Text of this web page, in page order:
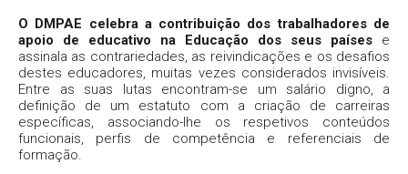
O DMPAE celebra a contribuição dos trabalhadores de
apoio de educativo na Educação dos seus países e
assinala as contrariedades, as reivindicações e os desafios
destes educadores, muitas vezes considerados invisíveis.
Entre as suas lutas encontram-se um salário digno, a
definição de um estatuto com a criação de carreiras
específicas, associando-lhe os respetivos conteúdos
funcionais, perfis de competência e referenciais de
formação.